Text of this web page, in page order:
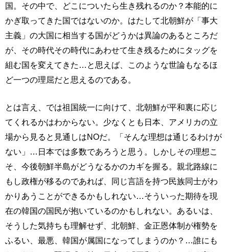
国。その中で、どこについたら生き残れるのか？本能的に
かぎ取ってきた国ではないのか。はたして北朝鮮が「事大
主義」の大国に相当する国がどうかは異論のあるところだ
が、その時代その時代にあわせて生き残るためにタッグを
組む国を変えてきた…と思えば、このような世論もなるほ
ど一つの理屈だと思えるのである。
とは言え、では祖国統一に向けて、北朝鮮が平和裏に応じ
てくれるかはわからない。少なくとも日本、アメリカの立
場から見ると見通しはNOだ。「そんな理想は通じるわけが
ない」…日本では多数であろうと思う。しかしその理想こ
そ、今後朝鮮半島がどうなるかのカギを握る。親北路線に
もし政権が移るのであれば、同じ言語を持つ民族同士がわ
かりあうことができるかもしれない…そういった期待を現
在の韓国の国民が抱いているのかもしれない。あるいは、
そうした気持ちも理解せず、北朝鮮、金正恩体制が権勢を
ふるい、最悪、韓国が属国になってしまうのか？…誰にも